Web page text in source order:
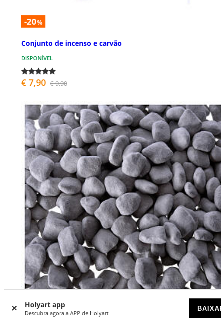
Holyart app
Descubra agora a APP de Holyart
-20%
Conjunto de incenso e carvão
DISPONÍVEL
€ 7,90 € 9,90
-11%